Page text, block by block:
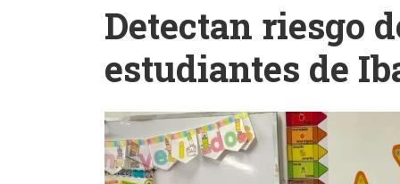
Detectan riesgo
estudiantes de